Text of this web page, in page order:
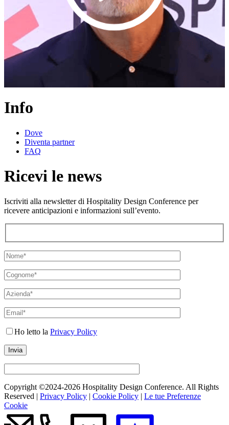
Info
Dove
Diventa partner
FAQ
Ricevi le news
Iscriviti alla newsletter di Hospitality Design Conference per
ricevere anticipazioni e informazioni sull’evento.
Ho letto la Privacy Policy
Copyright ©2024-2026 Hospitality Design Conference. All Rights
Reserved | Privacy Policy | Cookie Policy | Le tue Preferenze
Cookie